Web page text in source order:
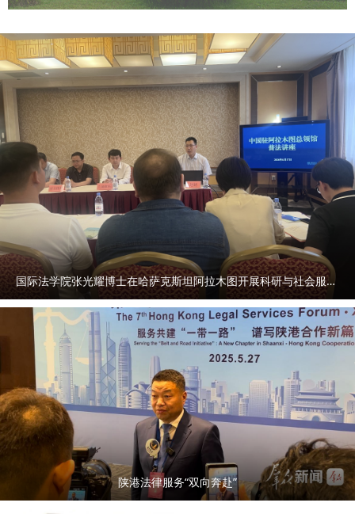
国际法学院张光耀博士在哈萨克斯坦阿拉木图开展科研与社会服务活动
陕港法律服务“双向奔赴”